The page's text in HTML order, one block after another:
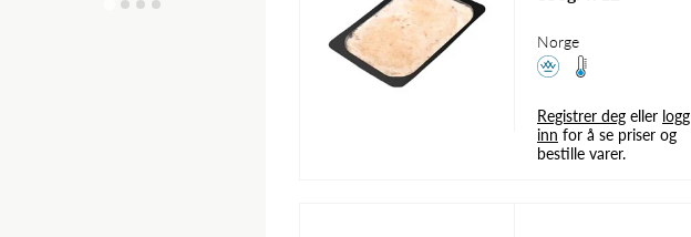
Norge
Registrer deg eller logg
inn for å se priser og
bestille varer.